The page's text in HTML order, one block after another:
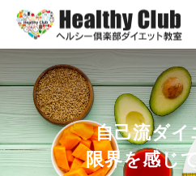
自己流ダ
限界を感じ